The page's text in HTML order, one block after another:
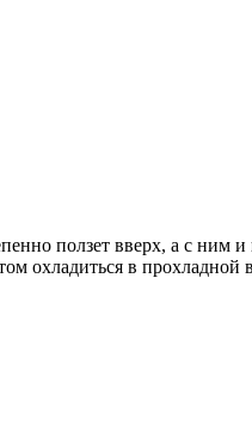
ползет вверх, а с ним
охладиться в прохладной